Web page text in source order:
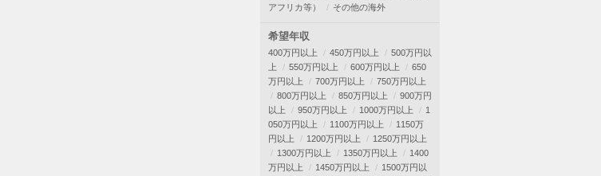
アフリカ等）
その他の海外
希望年収
400万円以上 450万円以上
500万円以
上
550万円以上 600万円以上
650
万円以上
700万円以上
750万円以上
800万円以上
850万円以上
900万円
以上
950万円以上 1000万円以上
1
050万円以上
1100万円以上
1150万
円以上
1200万円以上
1250万円以上
1300万円以上
1350万円以上
1400
万円以上
1450万円以上
1500万円以